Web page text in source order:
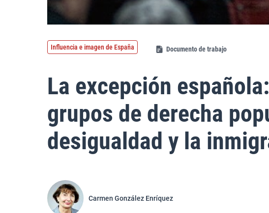
La excepción
grupos de derecha
desigualdad y la
Influencia e imagen de España Documento de trabajo
Carmen González Enríquez